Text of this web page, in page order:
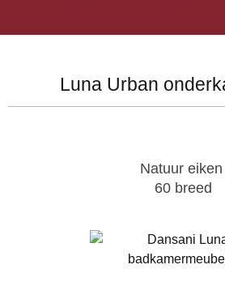
Luna Urban
Natuur eiken
60 breed